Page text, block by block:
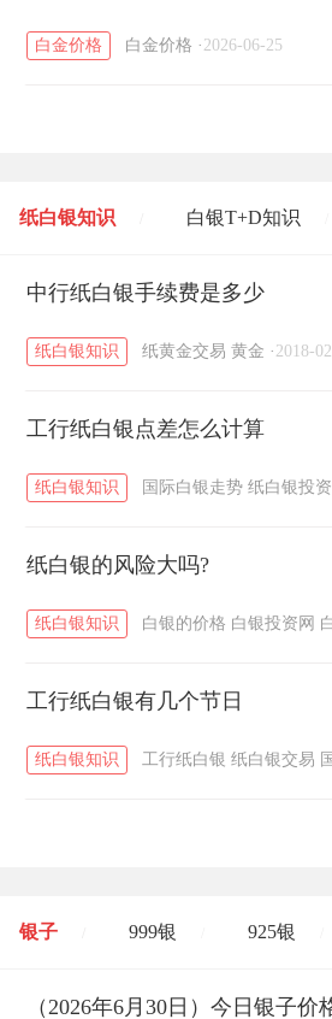
白金价格 白金价格 · 2026-06-25
纸白银知识 白银T+D知识
黄金T+D知识 / 粤贵银知识
中行纸白银手续费是多少
纸白银知识 纸黄金交易 黄金 · 2018-
工行纸白银点差怎么计算
纸白银知识 国际白银走势 纸白银投资
纸白银的风险大吗?
纸白银知识 白银的价格 白银投资网
工行纸白银有几个节日
纸白银知识 工行纸白银 纸白银交易
银子 999银 925银
开国纪念币 大清银币
（2026年6月30日）今日银子